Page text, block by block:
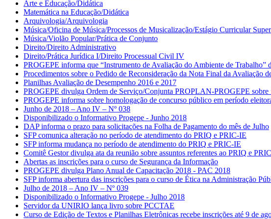
Arte e Educação/Didática
Matemática na Educação/Didática
Arquivologia/Arquivologia
Música/Oficina de Música/Processos de Musicalização/Estágio Curricular
Música/Violão Popular/Prática de Conjunto
Direito/Direito Administrativo
Direito/Prática Jurídica I/Direito Processual Civil IV
PROGEPE informa que “Instrumento de Avaliação do Ambiente de
Procedimentos sobre o Pedido de Reconsideração da Nota Final da Avaliação
Planilhas Avaliação de Desempenho 2016 e 2017
PROGEPE divulga Ordem de Serviço/Conjunta PROPLAN-PROGEPE
PROGEPE informa sobre homologação de concurso público em período
Junho de 2018 – Ano IV – Nº 038
Disponibilizado o Informativo Progepe - Junho 2018
DAP informa o prazo para solicitações na Folha de Pagamento do mês de Julho
SFP comunica alteração no período de atendimento do PRIQ e PRIC-IE
SFP informa mudança no período de atendimento do PRIQ e PRIC-IE
Comitê Gestor divulga ata da reunião sobre assuntos referentes ao PRIQ e
Abertas as inscrições para o curso de Segurança da Informação
PROGEPE divulga Plano Anual de Capacitação 2018 - PAC 2018
SFP informa abertura das inscrições para o curso de Ética na Administração
Julho de 2018 – Ano IV – Nº 039
Disponibilizado o Informativo Progepe - Julho 2018
Servidor da UNIRIO lança livro sobre PCCTAE
Curso de Edição de Textos e Planilhas Eletrônicas recebe inscrições até 9 de